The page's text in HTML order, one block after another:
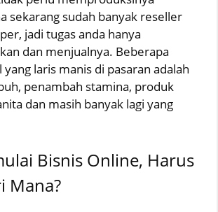
sekarang sudah banyak reseller
jadi tugas anda hanya
dan menjualnya. Beberapa
laris manis di pasaran adalah
penambah stamina, produk
dan masih banyak lagi yang
Bisnis Online, Harus
Mana?